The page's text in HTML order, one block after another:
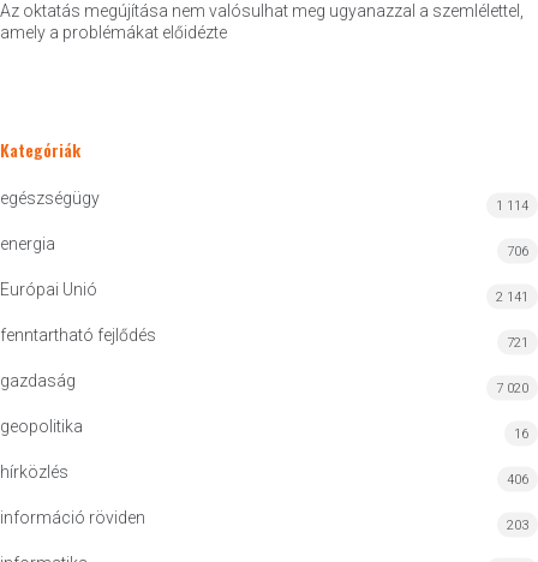
Az oktatás megújítása nem valósulhat meg ugyanazzal a szemlélettel,
amely a problémákat előidézte
Kategóriák
egészségügy 1 114
energia 706
Európai Unió 2 141
fenntartható fejlődés 721
gazdaság 7 020
geopolitika 16
hírközlés 406
információ röviden 203